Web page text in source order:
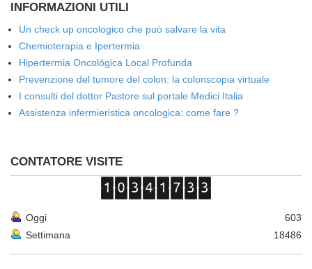
INFORMAZIONI UTILI
Un check up oncologico che può salvare la vita
Chemioterapia e Ipertermia
Hipertermia Oncológica Local Profunda
Prevenzione del tumore del colon: la colonscopia virtuale
I consulti del dottor Pastore sul portale Medici Italia
Assistenza infermieristica oncologica: come fare ?
CONTATORE VISITE
Oggi
603
Settimana
18486